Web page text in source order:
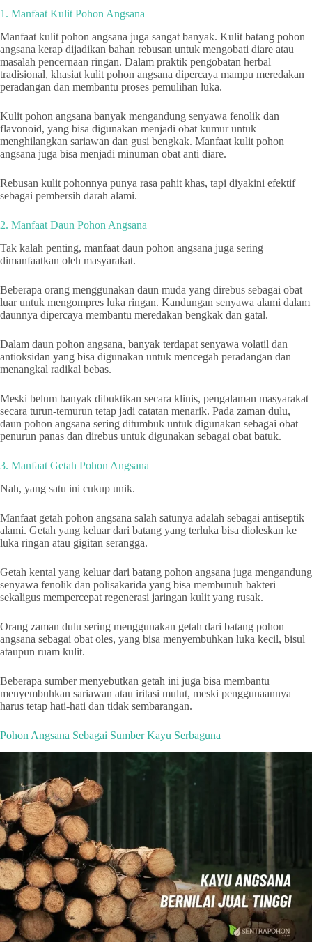
1. Manfaat Kulit Pohon Angsana
Manfaat kulit pohon angsana juga sangat banyak. Kulit batang pohon
angsana kerap dijadikan bahan rebusan untuk mengobati diare atau
masalah pencernaan ringan. Dalam praktik pengobatan herbal
tradisional, khasiat kulit pohon angsana dipercaya mampu meredakan
peradangan dan membantu proses pemulihan luka.
Kulit pohon angsana banyak mengandung senyawa fenolik dan
flavonoid, yang bisa digunakan menjadi obat kumur untuk
menghilangkan sariawan dan gusi bengkak. Manfaat kulit pohon
angsana juga bisa menjadi minuman obat anti diare.
Rebusan kulit pohonnya punya rasa pahit khas, tapi diyakini efektif
sebagai pembersih darah alami.
2. Manfaat Daun Pohon Angsana
Tak kalah penting, manfaat daun pohon angsana juga sering
dimanfaatkan oleh masyarakat.
Beberapa orang menggunakan daun muda yang direbus sebagai obat
luar untuk mengompres luka ringan. Kandungan senyawa alami dalam
daunnya dipercaya membantu meredakan bengkak dan gatal.
Dalam daun pohon angsana, banyak terdapat senyawa volatil dan
antioksidan yang bisa digunakan untuk mencegah peradangan dan
menangkal radikal bebas.
Meski belum banyak dibuktikan secara klinis, pengalaman masyarakat
secara turun-temurun tetap jadi catatan menarik. Pada zaman dulu,
daun pohon angsana sering ditumbuk untuk digunakan sebagai obat
penurun panas dan direbus untuk digunakan sebagai obat batuk.
3. Manfaat Getah Pohon Angsana
Nah, yang satu ini cukup unik.
Manfaat getah pohon angsana salah satunya adalah sebagai antiseptik
alami. Getah yang keluar dari batang yang terluka bisa dioleskan ke
luka ringan atau gigitan serangga.
Getah kental yang keluar dari batang pohon angsana juga mengandung
senyawa fenolik dan polisakarida yang bisa membunuh bakteri
sekaligus mempercepat regenerasi jaringan kulit yang rusak.
Orang zaman dulu sering menggunakan getah dari batang pohon
angsana sebagai obat oles, yang bisa menyembuhkan luka kecil, bisul
ataupun ruam kulit.
Beberapa sumber menyebutkan getah ini juga bisa membantu
menyembuhkan sariawan atau iritasi mulut, meski penggunaannya
harus tetap hati-hati dan tidak sembarangan.
Pohon Angsana Sebagai Sumber Kayu Serbaguna